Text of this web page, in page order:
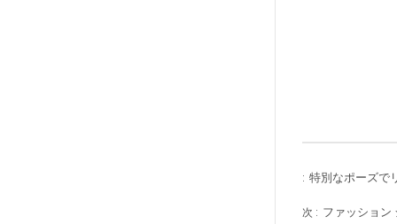
: 特別なポーズで
次 : ファッション